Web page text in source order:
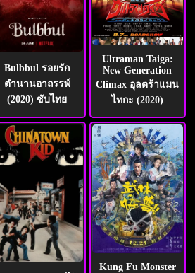
Bulbbul รอยรัก
ตำนานอาถรรพ์
(2020) ซับไทย
Ultraman Taiga:
New Generation
Climax อุลตร้าแมน
ไทกะ (2020)
Kung Fu Monster